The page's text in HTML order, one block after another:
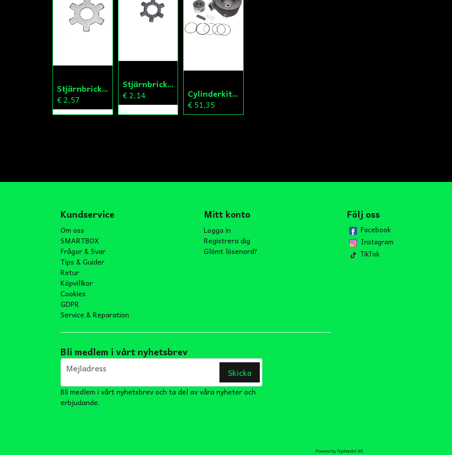
Stjärnbricka 12/13mm Yttre Remskiva
€ 2,57
Stjärnbricka 16/14mm Yttre Remskiva
€ 2,14 Cylinderkit 150cc GY6
€ 51,35
Kundservice
Om oss
SMARTBOX
Frågor & Svar
Tips & Guider
Retur
Köpvillkor
Cookies
GDPR
Service & Reparation
Mitt konto
Logga in
Registrera dig
Glömt lösenord?
Följ oss
Facebook
Instagram
TikTok
Bli medlem i vårt nyhetsbrev
email
Mejladress Skicka
Bli medlem i vårt nyhetsbrev och ta del av våra nyheter och
erbjudande.
Powered by Nyehandel AB